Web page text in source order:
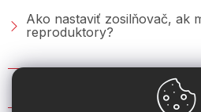
Ako nastaviť zosilňovač, ak
reproduktory?
KONTAKT